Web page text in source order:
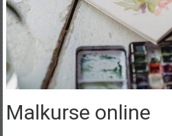
Malkurse online